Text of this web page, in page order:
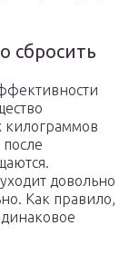
сбросить
килограммов
после
довольно
Как правило,